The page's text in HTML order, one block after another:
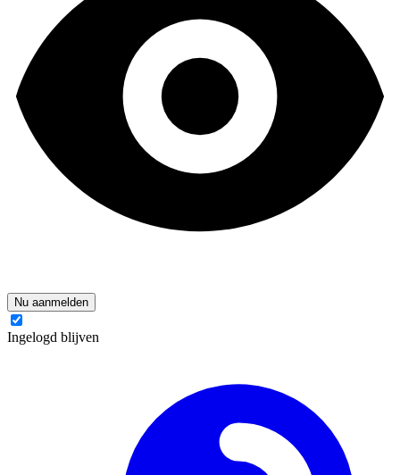
Nu aanmelden
Ingelogd blijven